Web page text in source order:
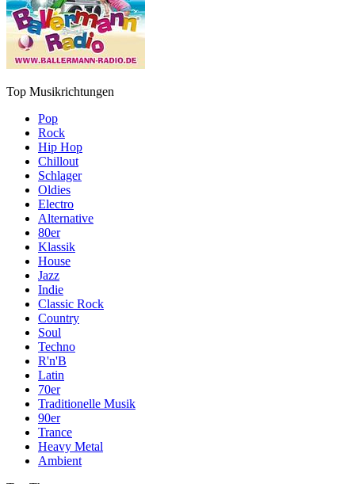
Top Musikrichtungen
Pop
Rock
Hip Hop
Chillout
Schlager
Oldies
Electro
Alternative
80er
Klassik
House
Jazz
Indie
Classic Rock
Country
Soul
Techno
R'n'B
Latin
70er
Traditionelle Musik
90er
Trance
Heavy Metal
Ambient